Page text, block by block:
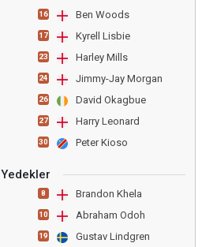
16 Ben Woods
17 Kyrell Lisbie
23 Harley Mills
24 Jimmy-Jay Morgan
26 David Okagbue
27 Harry Leonard
30 Peter Kioso
Yedekler
8 Brandon Khela
10 Abraham Odoh
19 Gustav Lindgren